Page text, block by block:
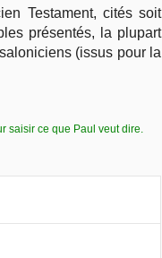
Testament, cités soit
présentés, la plupart
(issus pour la
saisir ce que Paul veut dire.